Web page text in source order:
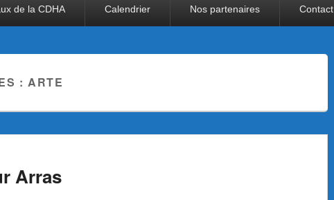
de la CDHA Calendrier Nos partenaires Contact
:ARTE
Arras